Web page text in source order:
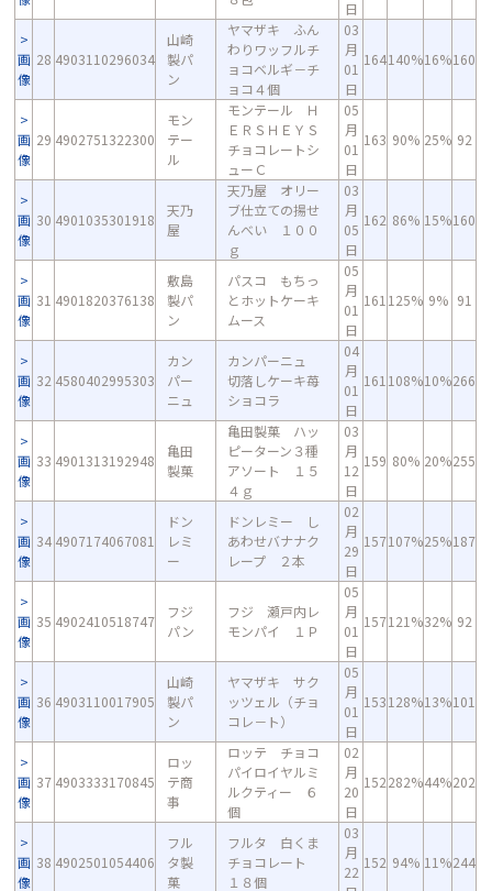
日
画
像
28 4903110296034
山崎
製パ
ン
ヤマザキ ふん
わりワッフルチ
ョコベルギ－チ
ョコ４個
03
月
01
日
164140%16%160
画
像
29 4902751322300
モン
テー
ル
モンテール Ｈ
ＥＲＳＨＥＹＳ
チョコレートシ
ューＣ
05
月
01
日
163 90% 25% 92
画
像
30 4901035301918
天乃
屋
天乃屋 オリー
ブ仕立ての揚せ
んべい １００
ｇ
03
月
05
日
162 86% 15%160
画
像
31 4901820376138
敷島
製パ
ン
パスコ もちっ
とホットケーキ
ムース
05
月
01
日
161 125% 9% 91
画
像
32 4580402995303
カン
パー
ニュ
カンパーニュ
切落しケーキ苺
ショコラ
04
月
01
日
161 108%10%266
画
像
33 4901313192948
亀田
製菓
亀田製菓 ハッ
ピーターン３種
アソート １５
４ｇ
03
月
12
日
159 80% 20%255
画
像
34 4907174067081
ドン
レミ
ー
ドンレミー し
あわせバナナク
レープ ２本
02
月
29
日
157107%25%187
画
像
35 4902410518747
フジ
パン
フジ 瀬戸内レ
モンパイ １Ｐ
05
月
01
日
157121%32% 92
画
像
36 4903110017905
山崎
製パ
ン
ヤマザキ サク
ッツェル（チョ
コレ－ト）
05
月
01
日
153128%13%101
画
像
37 4903333170845
ロッ
テ商
事
ロッテ チョコ
パイロイヤルミ
ルクティー ６
個
02
月
20
日
152282%44%202
画
像
38 4902501054406
フル
タ製
菓
フルタ 白くま
チョコレート
１８個
03
月
22
152 94% 11%244